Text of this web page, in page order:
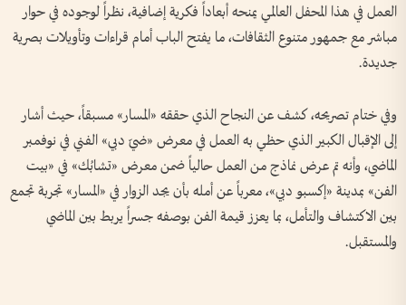
العمل في هذا المحفل العالمي يمنحه أبعاداً فكرية إضافية، نظراً لوجوده في حوار
مباشر مع جمهور متنوع الثقافات، ما يفتح الباب أمام قراءات وتأويلات بصرية
جديدة.
وفي ختام تصريحه، كشف عن النجاح الذي حققه «المسار» مسبقاً، حيث أشار
إلى الإقبال الكبير الذي حظي به العمل في معرض «ضيّ دبي» الفني في نوفمبر
الماضي، وأنه تم عرض نماذج من العمل حالياً ضمن معرض «تشابُك» في «بيت
الفن» بمدينة «إكسبو دبي»، معرباً عن أمله بأن يجد الزوار في «المسار» تجربة تجمع
بين الاكتشاف والتأمل، بما يعزز قيمة الفن بوصفه جسراً يربط بين الماضي
والمستقبل.